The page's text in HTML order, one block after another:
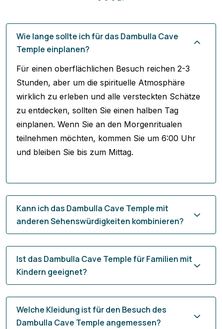
Wie lange sollte ich für das Dambulla Cave
Temple einplanen?
Für einen oberflächlichen Besuch reichen 2-3
Stunden, aber um die spirituelle Atmosphäre
wirklich zu erleben und alle versteckten Schätze
zu entdecken, sollten Sie einen halben Tag
einplanen. Wenn Sie an den Morgenritualen
teilnehmen möchten, kommen Sie um 6:00 Uhr
und bleiben Sie bis zum Mittag.
Kann ich das Dambulla Cave Temple mit
anderen Sehenswürdigkeiten kombinieren?
Ist das Dambulla Cave Temple für Familien mit
Kindern geeignet?
Welche Kleidung ist für den Besuch des
Dambulla Cave Temple angemessen?